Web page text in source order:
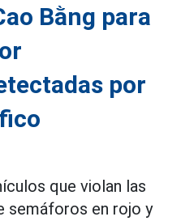
Bằng para
por
que violan las
semáforos en rojo y